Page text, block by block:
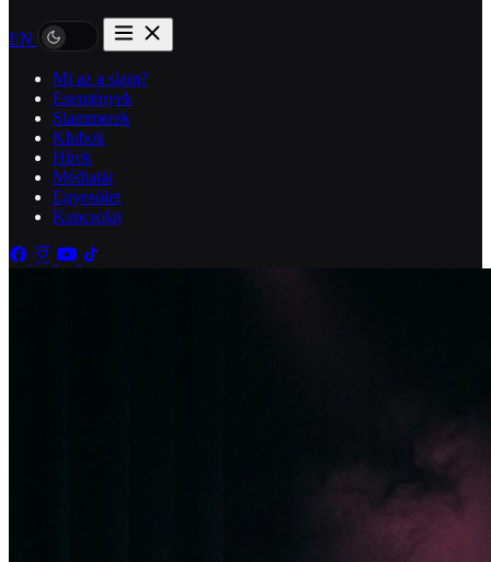
EN
Mi az a slam?
Események
Slammerek
Klubok
Hírek
Médiatár
Egyesület
Kapcsolat